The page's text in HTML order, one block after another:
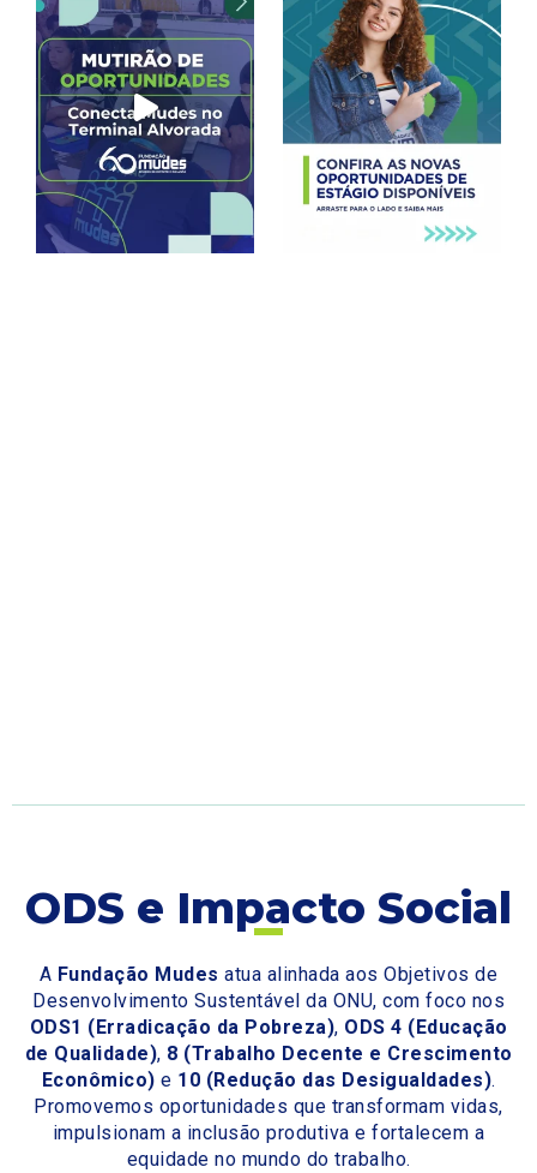
ODS e Impacto Social
A Fundação Mudes atua alinhada aos Objetivos de
Desenvolvimento Sustentável da ONU, com foco nos
ODS1 (Erradicação da Pobreza), ODS 4 (Educação
de Qualidade), 8 (Trabalho Decente e Crescimento
Econômico) e 10 (Redução das Desigualdades).
Promovemos oportunidades que transformam vidas,
impulsionam a inclusão produtiva e fortalecem a
equidade no mundo do trabalho.